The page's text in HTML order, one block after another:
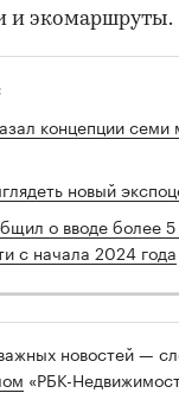
и экомаршруты.
концепции семи
новый
о вводе более
с начала 2024 года
новостей —
«РБК-